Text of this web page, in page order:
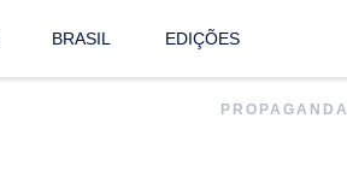
BRASIL EDIÇÕES
PROPAGANDA